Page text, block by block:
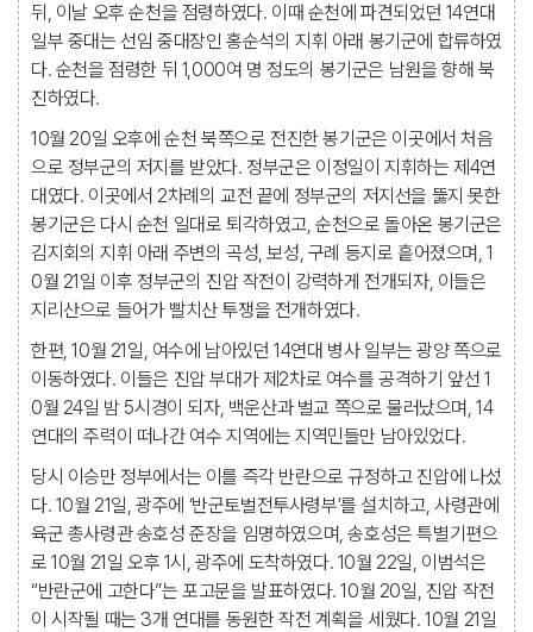
뒤, 이날 오후 순천을 점령하였다. 이때 순천에 파견되었던 14연대
일부 중대는 선임 중대장인 홍순석의 지휘 아래 봉기군에 합류하였
다. 순천을 점령한 뒤 1,000여 명 정도의 봉기군은 남원을 향해 북
진하였다.
10월 20일 오후에 순천 북쪽으로 전진한 봉기군은 이곳에서 처음
으로 정부군의 저지를 받았다. 정부군은 이정일이 지휘하는 제4연
대였다. 이곳에서 2차례의 교전 끝에 정부군의 저지선을 뚫지 못한
봉기군은 다시 순천 일대로 퇴각하였고, 순천으로 돌아온 봉기군은
김지회의 지휘 아래 주변의 곡성, 보성, 구례 등지로 흩어졌으며, 1
0월 21일 이후 정부군의 진압 작전이 강력하게 전개되자, 이들은
지리산으로 들어가 빨치산 투쟁을 전개하였다.
한편, 10월 21일, 여수에 남아있던 14연대 병사 일부는 광양 쪽으로
이동하였다. 이들은 진압 부대가 제2차로 여수를 공격하기 앞선 1
0월 24일 밤 5시경이 되자, 백운산과 벌교 쪽으로 물러났으며, 14
연대의 주력이 떠나간 여수 지역에는 지역민들만 남아있었다.
당시 이승만 정부에서는 이를 즉각 반란으로 규정하고 진압에 나섰
다. 10월 21일, 광주에 ‘반군토벌전투사령부’를 설치하고, 사령관에
육군 총사령관 송호성 준장을 임명하였으며, 송호성은 특별기편으
로 10월 21일 오후 1시, 광주에 도착하였다. 10월 22일, 이범석은
“반란군에 고한다”는 포고문을 발표하였다. 10월 20일, 진압 작전
이 시작될 때는 3개 연대를 동원한 작전 계획을 세웠다. 10월 21일